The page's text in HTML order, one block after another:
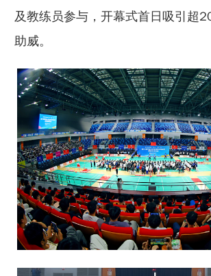
及教练员参与，开幕式首日吸引超
助威。